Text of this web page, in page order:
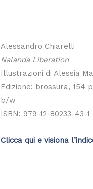
Alessandro Chiarelli
Nalanda Liberation
Illustrazioni di Alessia
Edizione: brossura, 154
b/w
ISBN: 979-12-80233-43-1
Clicca qui e visiona